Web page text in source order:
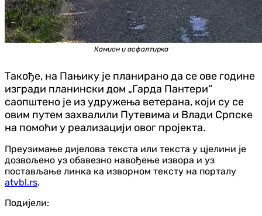
Камион и асфалтирка
Такође, на Пањику је планирано да се ове године
изгради планински дом „Гарда Пантери“
саопштено је из удружења ветерана, који су се
овим путем захвалили Путевима и Влади Српске
на помоћи у реализацији овог пројекта.
Преузимање дијелова текста или текста у цјелини је
дозвољено уз обавезно навођење извора и уз
постављање линка ка изворном тексту на порталу
atvbl.rs.
Подијели: